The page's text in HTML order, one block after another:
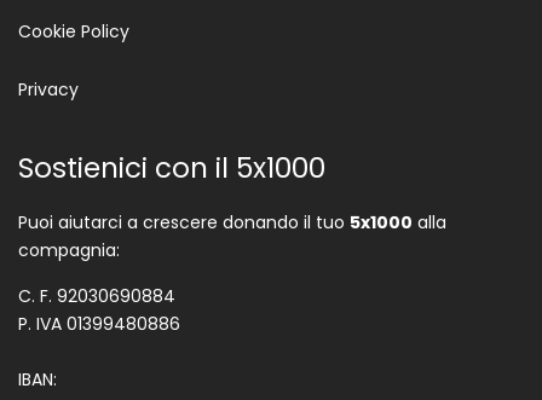
Cookie Policy
Privacy
Sostienici con il 5x1000
Puoi aiutarci a crescere donando il tuo 5x1000 alla
compagnia:
C. F. 92030690884
P. IVA 01399480886
IBAN: